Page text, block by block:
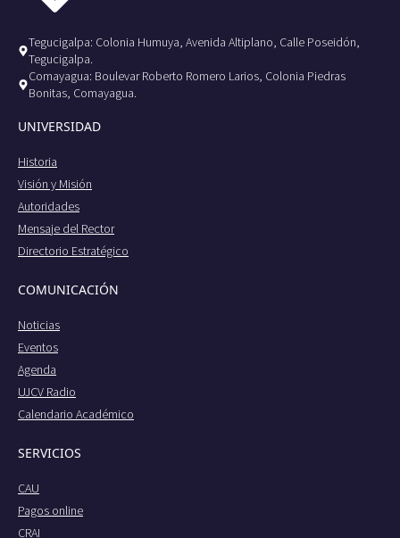
Tegucigalpa: Colonia Humuya, Avenida Altiplano, Calle Poseidón,
Tegucigalpa.
Comayagua: Boulevar Roberto Romero Larios, Colonia Piedras
Bonitas, Comayagua.
UNIVERSIDAD
Historia
Visión y Misión
Autoridades
Mensaje del Rector
Directorio Estratégico
COMUNICACIÓN
Noticias
Eventos
Agenda
UJCV Radio
Calendario Académico
SERVICIOS
CAU
Pagos online
CRAI